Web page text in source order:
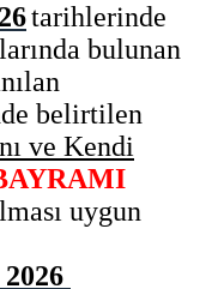
tarihlerinde
bulunan
belirtilen
ve Kendi
uygun